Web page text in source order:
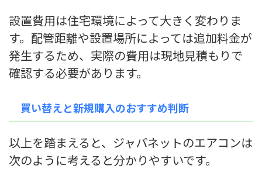
設置費用は住宅環境によって大きく変わりま
す。配管距離や設置場所によっては追加料金が
発生するため、実際の費用は現地見積もりで
確認する必要があります。
買い替えと新規購入のおすすめ判断
以上を踏まえると、ジャパネットのエアコンは
次のように考えると分かりやすいです。